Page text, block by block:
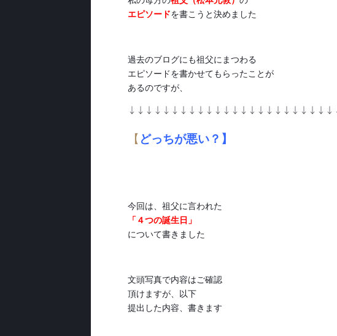
エピソードを書こうと決めました
過去のブログにも祖父にまつわる
エピソードを書かせてもらったことが
あるのですが、
【どっちが悪い？】
今回は、祖父に言われた
「４つの誕生日」
について書きました
文頭写真で内容はご確認
頂けますが、以下
提出した内容、書きます